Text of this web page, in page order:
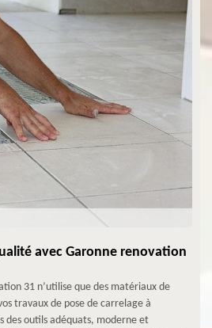
avec Garonne renovation
31 n’utilise que des matériaux de
travaux de pose de carrelage à
des outils adéquats, moderne et